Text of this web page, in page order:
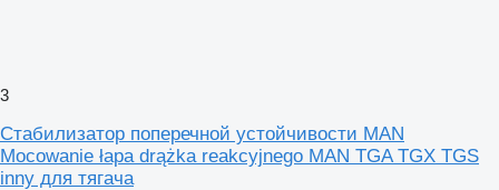
3
Стабилизатор поперечной устойчивости MAN
Mocowanie łapa drążka reakcyjnego MAN TGA TGX TGS
inny для тягача